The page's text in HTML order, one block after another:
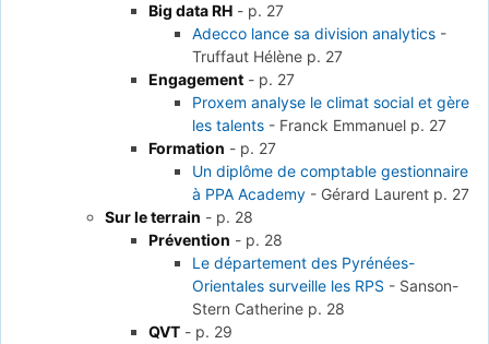
Big data RH - p. 27
Adecco lance sa division analytics -
Truffaut Hélène p. 27
Engagement - p. 27
Proxem analyse le climat social et gère
les talents - Franck Emmanuel p. 27
Formation - p. 27
Un diplôme de comptable gestionnaire
à PPA Academy - Gérard Laurent p. 27
Sur le terrain - p. 28
Prévention - p. 28
Le département des Pyrénées-
Orientales surveille les RPS - Sanson-
Stern Catherine p. 28
QVT - p. 29